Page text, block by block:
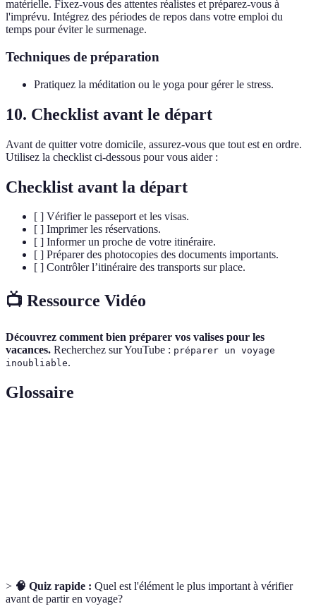
matérielle. Fixez-vous des attentes réalistes et préparez-vous à
l'imprévu. Intégrez des périodes de repos dans votre emploi du
temps pour éviter le surmenage.
Techniques de préparation
Pratiquez la méditation ou le yoga pour gérer le stress.
10. Checklist avant le départ
Avant de quitter votre domicile, assurez-vous que tout est en ordre.
Utilisez la checklist ci-dessous pour vous aider :
Checklist avant la départ
[ ] Vérifier le passeport et les visas.
[ ] Imprimer les réservations.
[ ] Informer un proche de votre itinéraire.
[ ] Préparer des photocopies des documents importants.
[ ] Contrôler l’itinéraire des transports sur place.
📺 Ressource Vidéo
Découvrez comment bien préparer vos valises pour les
vacances. Recherchez sur YouTube : préparer un voyage
inoubliable.
Glossaire
> 🧠 Quiz rapide : Quel est l'élément le plus important à vérifier
avant de partir en voyage?